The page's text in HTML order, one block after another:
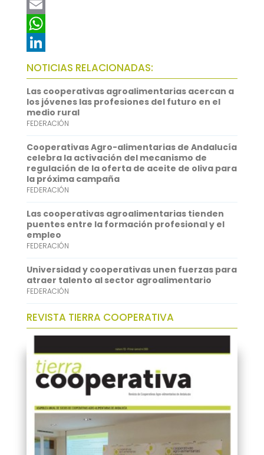
a
c
e
b
o
o
k
T
w
t
t
e
r
E
m
a
i
l
W
h
a
t
s
A
p
p
L
i
n
k
e
d
I
n
NOTICIAS RELACIONADAS:
Las cooperativas agroalimentarias acercan a
los jóvenes las profesiones del futuro en el
medio rural
FEDERACIÓN
Cooperativas Agro-alimentarias de Andalucía
celebra la activación del mecanismo de
regulación de la oferta de aceite de oliva para
la próxima campaña
FEDERACIÓN
Las cooperativas agroalimentarias tienden
puentes entre la formación profesional y el
empleo
FEDERACIÓN
Universidad y cooperativas unen fuerzas para
atraer talento al sector agroalimentario
FEDERACIÓN
REVISTA TIERRA COOPERATIVA